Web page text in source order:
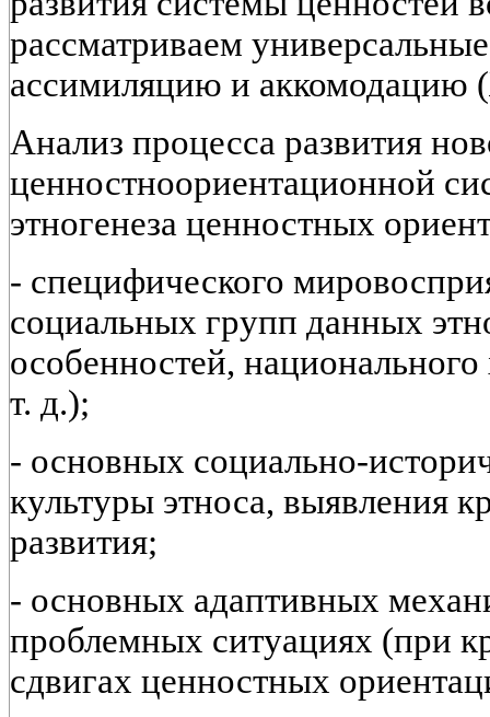
рассматриваем
ассимиляцию и
Анализ процесса развития
ценностноориентационной
этногенеза ценностных
- специфического
социальных групп данных
особенностей, национального
т. д.);
- основных социально-
культуры этноса, выявления
развития;
- основных адаптивных
проблемных ситуациях (при
сдвигах ценностных